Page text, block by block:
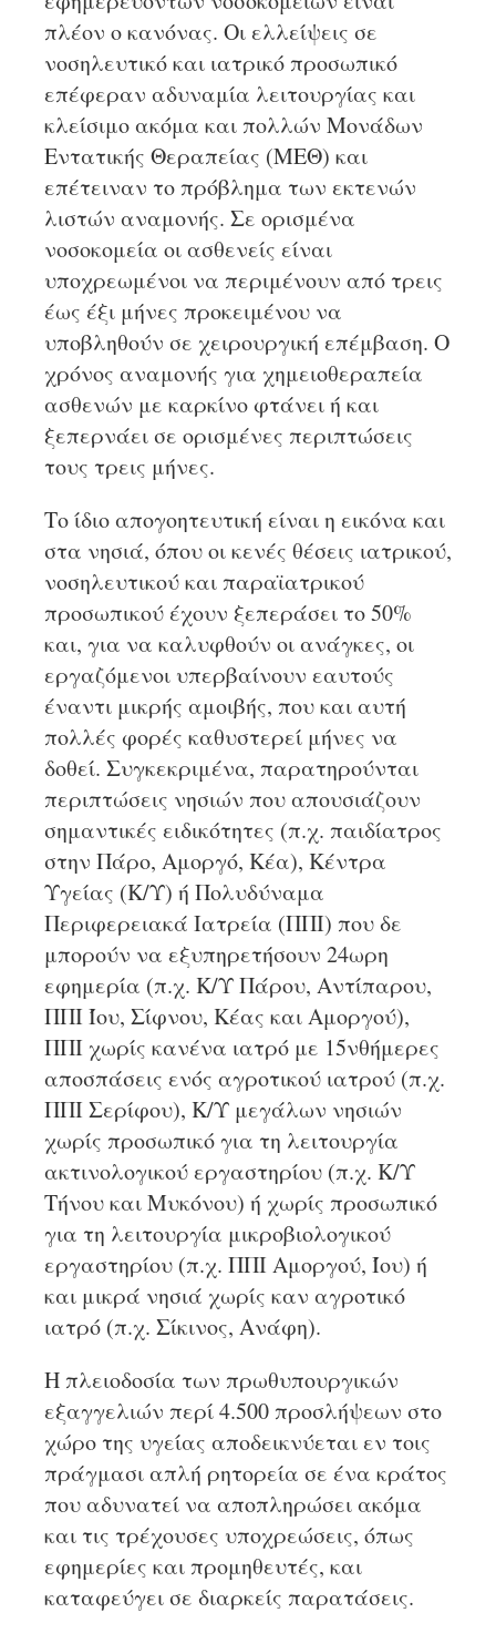
πλέον ο κανόνας. Οι ελλείψεις σε
νοσηλευτικό και ιατρικό προσωπικό
επέφεραν αδυναμία λειτουργίας και
κλείσιμο ακόμα και πολλών Μονάδων
Εντατικής Θεραπείας (ΜΕΘ) και
επέτειναν το πρόβλημα των εκτενών
λιστών αναμονής. Σε ορισμένα
νοσοκομεία οι ασθενείς είναι
υποχρεωμένοι να περιμένουν από τρεις
έως έξι μήνες προκειμένου να
υποβληθούν σε χειρουργική επέμβαση. Ο
χρόνος αναμονής για χημειοθεραπεία
ασθενών με καρκίνο φτάνει ή και
ξεπερνάει σε ορισμένες περιπτώσεις
τους τρεις μήνες.
Το ίδιο απογοητευτική είναι η εικόνα και
στα νησιά, όπου οι κενές θέσεις ιατρικού,
νοσηλευτικού και παραϊατρικού
προσωπικού έχουν ξεπεράσει το 50%
και, για να καλυφθούν οι ανάγκες, οι
εργαζόμενοι υπερβαίνουν εαυτούς
έναντι μικρής αμοιβής, που και αυτή
πολλές φορές καθυστερεί μήνες να
δοθεί. Συγκεκριμένα, παρατηρούνται
περιπτώσεις νησιών που απουσιάζουν
σημαντικές ειδικότητες (π.χ. παιδίατρος
στην Πάρο, Αμοργό, Κέα), Κέντρα
Υγείας (Κ/Υ) ή Πολυδύναμα
Περιφερειακά Ιατρεία (ΠΠΙ) που δε
μπορούν να εξυπηρετήσουν 24ωρη
εφημερία (π.χ. Κ/Υ Πάρου, Αντίπαρου,
ΠΠΙ Ίου, Σίφνου, Κέας και Αμοργού),
ΠΠΙ χωρίς κανένα ιατρό με 15νθήμερες
αποσπάσεις ενός αγροτικού ιατρού (π.χ.
ΠΠΙ Σερίφου), Κ/Υ μεγάλων νησιών
χωρίς προσωπικό για τη λειτουργία
ακτινολογικού εργαστηρίου (π.χ. Κ/Υ
Τήνου και Μυκόνου) ή χωρίς προσωπικό
για τη λειτουργία μικροβιολογικού
εργαστηρίου (π.χ. ΠΠΙ Αμοργού­, Ίου) ή
και μικρά νησιά χωρίς καν αγροτικό
ιατρό (π.χ. Σίκινος, Ανάφη).
Η πλειοδοσία των πρωθυπουργικών
εξαγγελιών περί 4.500 προσλήψεων στο
χώρο της υγείας αποδεικνύεται εν τοις
πράγμασι απλή ρητορεία σε ένα κράτος
που αδυνατεί να αποπληρώσει ακόμα
και τις τρέχουσες υποχρεώσεις, όπως
εφημερίες και προμηθευτές, και
καταφεύγει σε διαρκείς παρατάσεις.